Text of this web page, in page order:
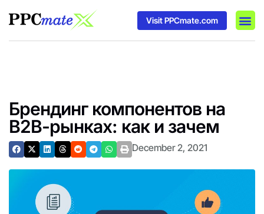
Visit PPCmate.com
Брендинг компонентов на
B2B-рынках: как и зачем
December 2, 2021